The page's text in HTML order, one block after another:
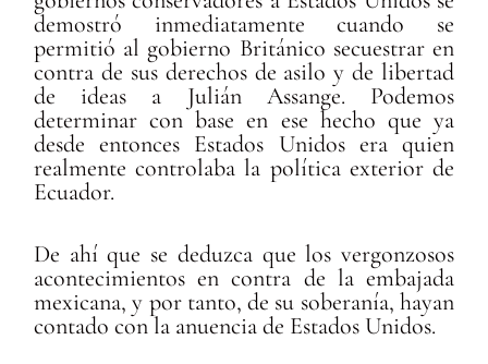
demostró inmediatamente cuando se
permitió al gobierno Británico secuestrar en
contra de sus derechos de asilo y de libertad
de ideas a Julián Assange. Podemos
determinar con base en ese hecho que ya
desde entonces Estados Unidos era quien
realmente controlaba la política exterior de
Ecuador.
De ahí que se deduzca que los vergonzosos
acontecimientos en contra de la embajada
mexicana, y por tanto, de su soberanía, hayan
contado con la anuencia de Estados Unidos.